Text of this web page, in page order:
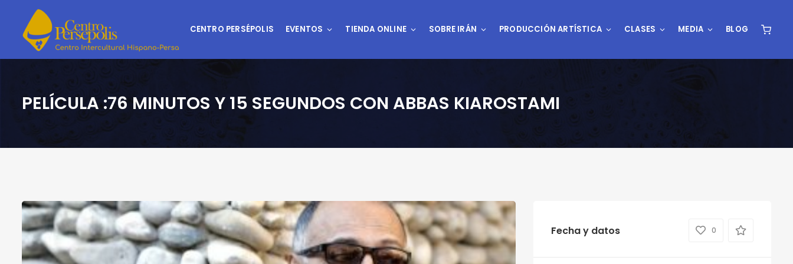
CENTRO PERSÉPOLIS EVENTOS TIENDA ONLINE SOBRE IRÁN PRODUCCIÓN ARTÍSTICA CLASES MEDIA BLOG
PELÍCULA :76 MINUTOS Y 15 SEGUNDOS CON ABBAS KIAROSTAMI
Fecha y datos 0